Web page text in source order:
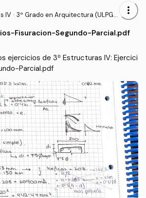
IV · 3º Grado en Arquitectura (ULPG
more_vert
Fisuracion-Segundo-Parcial.pdf
ejercicios de 3º Estructuras IV: Ejercici
Parcial.pdf